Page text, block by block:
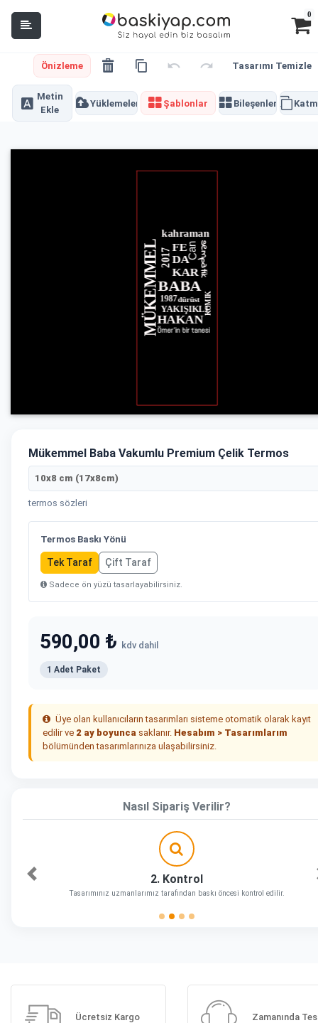
0
Önizleme Tasarımı Temizle
Metin
Ekle
Yüklemeler Şablonlar Bileşenler
Mükemmel Baba Vakumlu Premium Çelik Termos
10x8 cm (17x8cm)
termos sözleri
Termos Baskı Yönü
Tek Taraf Çift Taraf
Sadece ön yüzü tasarlayabilirsiniz.
590,00 ₺ kdv dahil
1 Adet Paket
Üye olan kullanıcıların tasarımları sisteme otomatik olarak kayıt
edilir ve 2 ay boyunca saklanır. Hesabım > Tasarımlarım
bölümünden tasarımlarınıza ulaşabilirsiniz.
Nasıl Sipariş Verilir?
2. Kontrol
Tasarımınız uzmanlarımız tarafından baskı öncesi kontrol edilir.
Önceki
Ücretsiz Kargo Zamanında